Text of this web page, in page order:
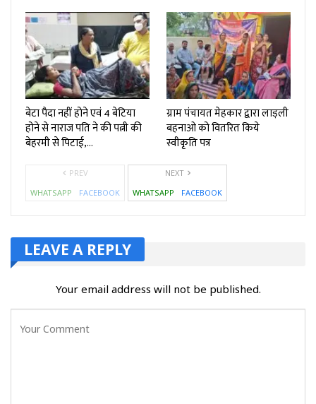
बेटा पैदा नहीं होने एवं 4 बेटिया
होने से नाराज पति ने की पत्नी की
बेहरमी से पिटाई,…
ग्राम पंचायत मेहकार द्वारा लाड़ली
बहनाओ को वितरित किये
स्वीकृति पत्र
PREV
WHATSAPP
FACEBOOK
NEXT
WHATSAPP
FACEBOOK
LEAVE A REPLY
Your email address will not be published.